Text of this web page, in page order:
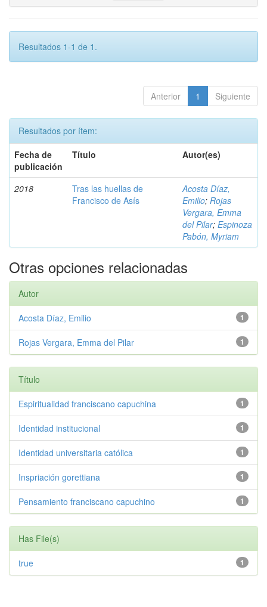
Resultados 1-1 de 1.
Anterior 1 Siguiente
Resultados por ítem:
Fecha de
publicación
Título Autor(es)
2018
Tras las huellas de
Francisco de Asís
Acosta Díaz,
Emilio; Rojas
Vergara, Emma
del Pilar; Espinoza
Pabón, Myriam
Otras opciones relacionadas
Autor
1
Acosta Díaz, Emilio
1
Rojas Vergara, Emma del Pilar
Título
1
Espiritualidad franciscano capuchina
1
Identidad institucional
1
Identidad universitaria católica
1
Inspriación gorettiana
1
Pensamiento franciscano capuchino
Has File(s)
1
true